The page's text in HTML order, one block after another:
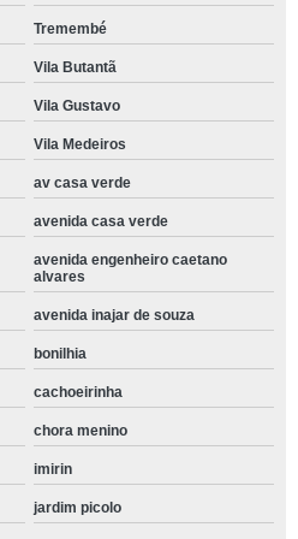
Tremembé
Vila Butantã
Vila Gustavo
Vila Medeiros
av casa verde
avenida casa verde
avenida engenheiro caetano
alvares
avenida inajar de souza
bonilhia
cachoeirinha
chora menino
imirin
jardim picolo